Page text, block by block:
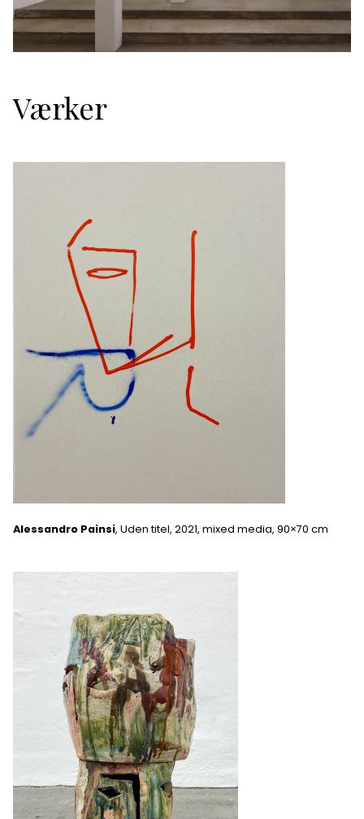
Værker
Alessandro Painsi, Uden titel, 2021, mixed media, 90×70 cm